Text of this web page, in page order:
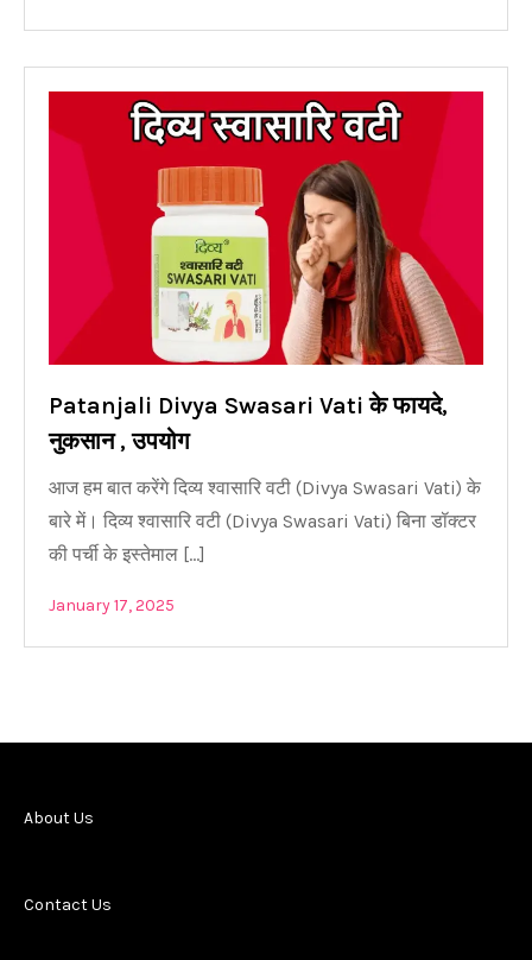
Patanjali Divya Swasari Vati के फायदे,
नुकसान , उपयोग
आज हम बात करेंगे दिव्य श्वासारि वटी (Divya Swasari Vati) के
बारे में। दिव्य श्वासारि वटी (Divya Swasari Vati) बिना डॉक्टर
की पर्ची के इस्तेमाल […]
January 17, 2025
About Us
Contact Us